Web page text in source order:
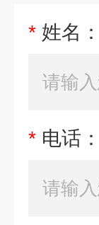
* 姓名：
* 电话：